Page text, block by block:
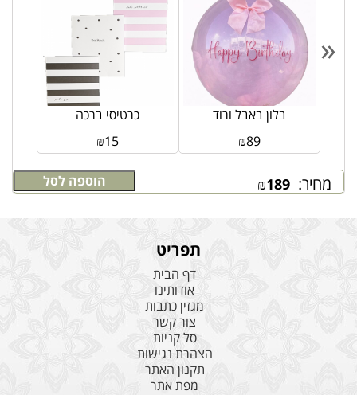
מחיר: ₪189 הוספה לסל
כרטיסי ברכה
₪15
בלון באבל ורוד
₪89
«
תפריט
דף הבית
אודותינו
מגזין כתבות
צור קשר
סל קניות
הצהרת נגישות
תקנון האתר
מפת אתר